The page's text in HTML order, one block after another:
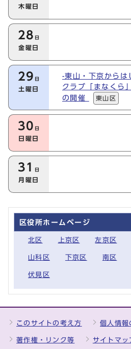
木曜日
28 日
金曜日
29 日
土曜日
-東山・下京からは
クラブ「まなくら
の開催
東山区
30 日
日曜日
31 日
月曜日
区役所ホームページ
北区 上京区 左京区
山科区 下京区 南区
伏見区
このサイトの考え方 個人情報
著作権・リンク等 サイトマッ